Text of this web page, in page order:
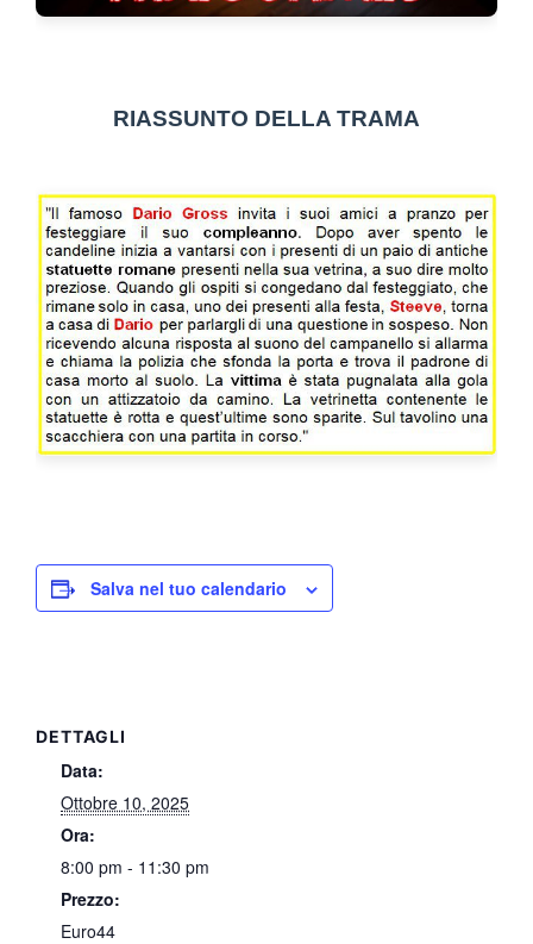
RIASSUNTO DELLA TRAMA
Salva nel tuo calendario
DETTAGLI
Data:
Ottobre 10, 2025
Ora:
8:00 pm - 11:30 pm
Prezzo:
Euro44